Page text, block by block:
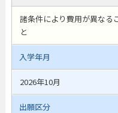
諸条件により費用が異なる
と
入学年月
2026年10月
出願区分